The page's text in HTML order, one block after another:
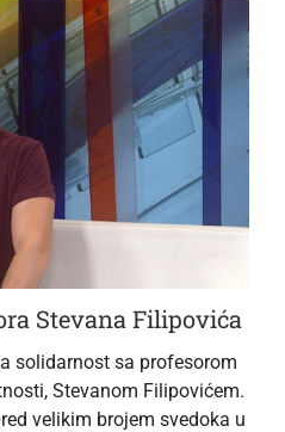
Stevana Filipovića
solidarnost sa profesorom
Stevanom Filipovićem.
velikim brojem svedoka u